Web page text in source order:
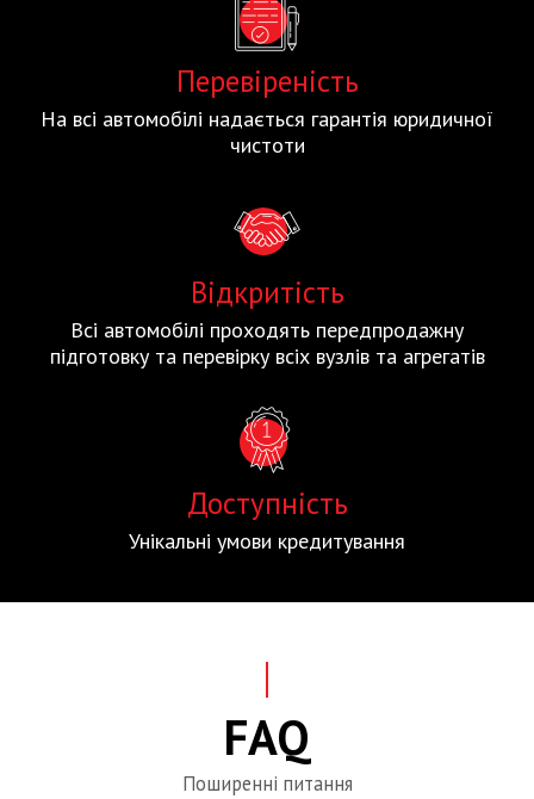
Перевіреність
На всі автомобілі надається гарантія юридичної
чистоти
Відкритість
Всі автомобілі проходять передпродажну
підготовку та перевірку всіх вузлів та агрегатів
Доступність
Унікальні умови кредитування
FAQ
Поширенні питання